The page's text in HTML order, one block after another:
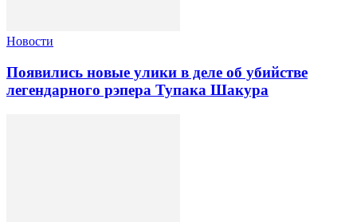
Новости
Появились новые улики в деле об убийстве
легендарного рэпера Тупака Шакура